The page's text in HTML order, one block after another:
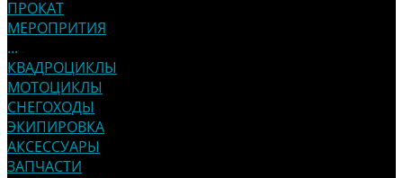
ПРОКАТ
МЕРОПРИТИЯ
...
КВАДРОЦИКЛЫ
МОТОЦИКЛЫ
СНЕГОХОДЫ
ЭКИПИРОВКА
АКСЕССУАРЫ
ЗАПЧАСТИ